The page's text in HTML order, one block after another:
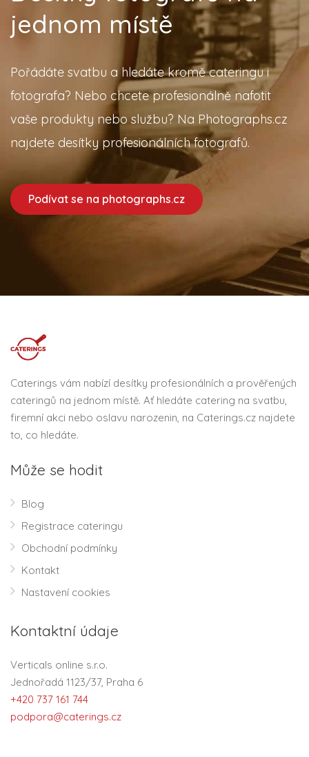
jednom místě
Pořádáte svatbu a hledáte kromě cateringu i
fotografa? Nebo chcete profesionálně nafotit
vaše produkty nebo službu? Na Photographs.cz
najdete desítky profesionálních fotografů.
Podívat se na photographs.cz
Caterings vám nabízí desítky profesionálních a prověřených
cateringů na jednom místě. Ať hledáte catering na svatbu,
firemní akci nebo oslavu narozenin, na Caterings.cz najdete
to, co hledáte.
Může se hodit
Blog
Registrace cateringu
Obchodní podmínky
Kontakt
Nastavení cookies
Kontaktní údaje
Verticals online s.r.o.
Jednořadá 1123/37, Praha 6
+420 737 161 744
podpora@caterings.cz